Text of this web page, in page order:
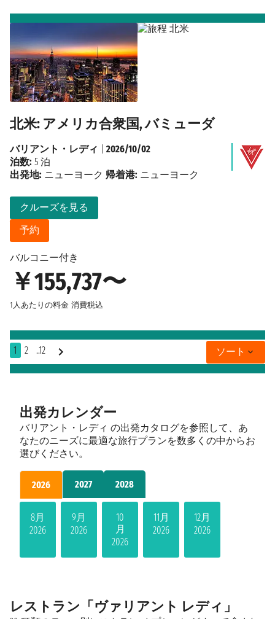
北米: アメリカ合衆国, バミューダ
バルコニー付き
￥155,737〜
1人あたりの料金 消費税込
クルーズを見る
予約
バリアント・レディ
2026/10/02
泊数: 5 泊
出発地: ニューヨーク 帰着港: ニューヨーク
1 2 ..12 ソート
出発カレンダー
バリアント・レディ の出発カタログを参照して、あ
なたのニーズに最適な旅行プランを数多くの中からお
選びください。
2026 2027 2028
8月
2026
9月
2026
10
月
2026
11月
2026
12月
2026
レストラン「ヴァリアント レディ」